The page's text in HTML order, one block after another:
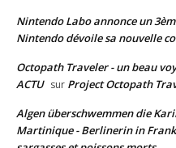
Nintendo Labo annonce un
Nintendo dévoile sa nouvelle
Octopath Traveler - un beau
ACTU sur Project Octopath
Algen überschwemmen die
Martinique - Berlinerin in